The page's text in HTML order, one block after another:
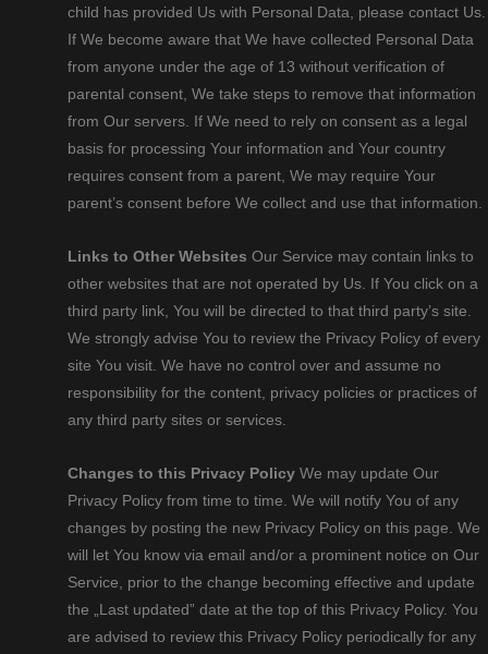
child has provided Us with Personal Data, please contact Us.
If We become aware that We have collected Personal Data
from anyone under the age of 13 without verification of
parental consent, We take steps to remove that information
from Our servers. If We need to rely on consent as a legal
basis for processing Your information and Your country
requires consent from a parent, We may require Your
parent’s consent before We collect and use that information.
Links to Other Websites Our Service may contain links to
other websites that are not operated by Us. If You click on a
third party link, You will be directed to that third party’s site.
We strongly advise You to review the Privacy Policy of every
site You visit. We have no control over and assume no
responsibility for the content, privacy policies or practices of
any third party sites or services.
Changes to this Privacy Policy We may update Our
Privacy Policy from time to time. We will notify You of any
changes by posting the new Privacy Policy on this page. We
will let You know via email and/or a prominent notice on Our
Service, prior to the change becoming effective and update
the „Last updated” date at the top of this Privacy Policy. You
are advised to review this Privacy Policy periodically for any